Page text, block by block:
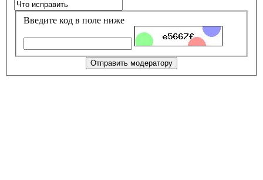
Введите код в поле ниже
Отправить модератору